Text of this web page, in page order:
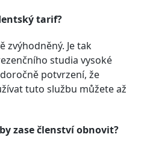
tarif?
zvýhodněný. Je tak
studia vysoké
potvrzení, že
tuto službu můžete až
zase členství obnovit?